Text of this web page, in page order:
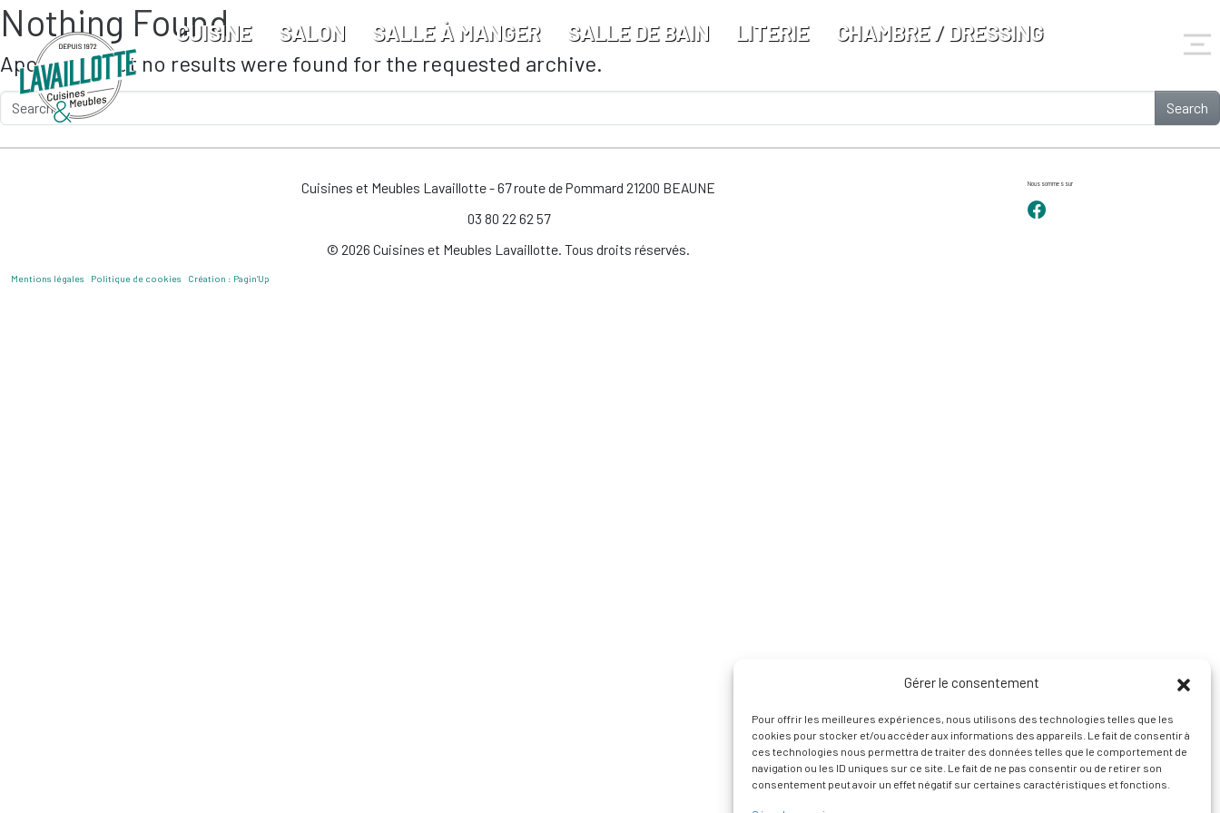
Gérer le consentement
Pour offrir les meilleures expériences, nous utilisons des technologies telles que les
cookies pour stocker et/ou accéder aux informations des appareils. Le fait de consentir à
ces technologies nous permettra de traiter des données telles que le comportement de
navigation ou les ID uniques sur ce site. Le fait de ne pas consentir ou de retirer son
consentement peut avoir un effet négatif sur certaines caractéristiques et fonctions.
Skip to main content
CUISINE SALON SALLE À MANGER SALLE DE BAIN LITERIE CHAMBRE / DRESSING
Nothing Found
Apologies, but no results were found for the requested archive.
Search
Cuisines et Meubles Lavaillotte - 67 route de Pommard 21200 BEAUNE
03 80 22 62 57
© 2026 Cuisines et Meubles Lavaillotte. Tous droits réservés.
Mentions légales Politique de cookies Création : Pagin’Up
Nous sommes sur